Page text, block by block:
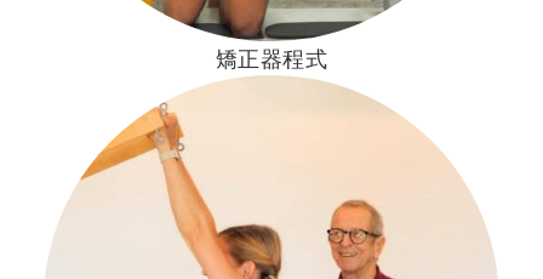
矯正器程式